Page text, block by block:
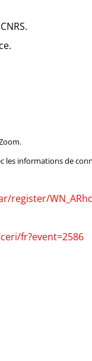
les informations de
fr?event=2586